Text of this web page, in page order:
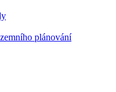
plánování